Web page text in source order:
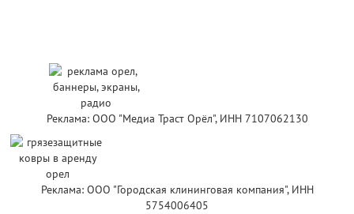
Реклама: ООО "Медиа Траст Орёл", ИНН 7107062130
Реклама: ООО "Городская клининговая компания", ИНН
5754006405